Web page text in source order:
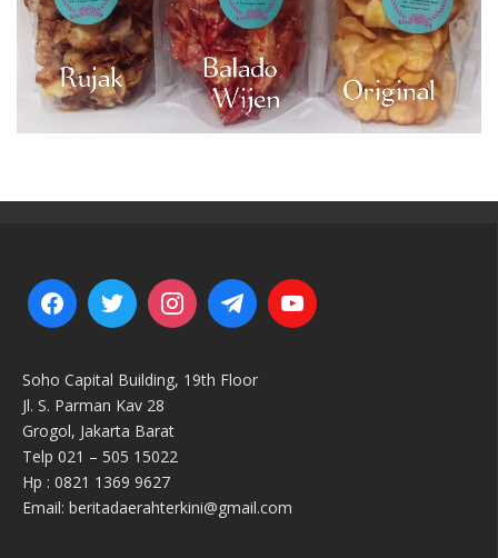
Soho Capital Building, 19th Floor
Jl. S. Parman Kav 28
Grogol, Jakarta Barat
Telp 021 – 505 15022
Hp : 0821 1369 9627
Email: beritadaerahterkini@gmail.com